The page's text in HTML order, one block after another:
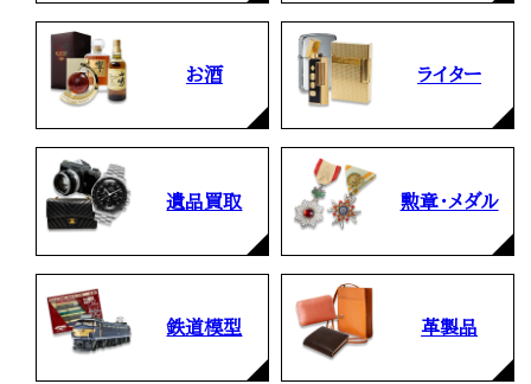
お酒 ライター
遺品買取 勲章・メダル
鉄道模型 革製品